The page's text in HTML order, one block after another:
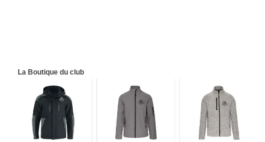
La Boutique du club